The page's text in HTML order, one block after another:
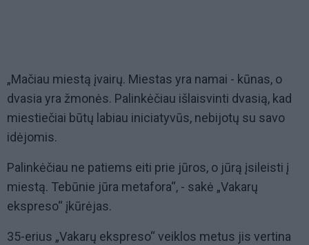
„Mačiau miestą įvairų. Miestas yra namai - kūnas, o
dvasia yra žmonės. Palinkėčiau išlaisvinti dvasią, kad
miestiečiai būtų labiau iniciatyvūs, nebijotų su savo
idėjomis.
Palinkėčiau ne patiems eiti prie jūros, o jūrą įsileisti į
miestą. Tebūnie jūra metafora“, - sakė „Vakarų
ekspreso“ įkūrėjas.
35-erius „Vakarų ekspreso“ veiklos metus jis vertina